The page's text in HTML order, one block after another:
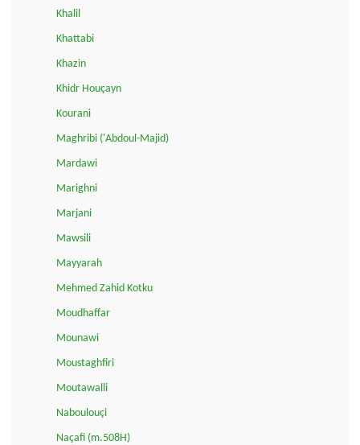
Khalil
Khattabi
Khazin
Khidr Houçayn
Kourani
Maghribi ('Abdoul-Majid)
Mardawi
Marighni
Marjani
Mawsili
Mayyarah
Mehmed Zahid Kotku
Moudhaffar
Mounawi
Moustaghfiri
Moutawalli
Naboulouçi
Naçafi (m.508H)